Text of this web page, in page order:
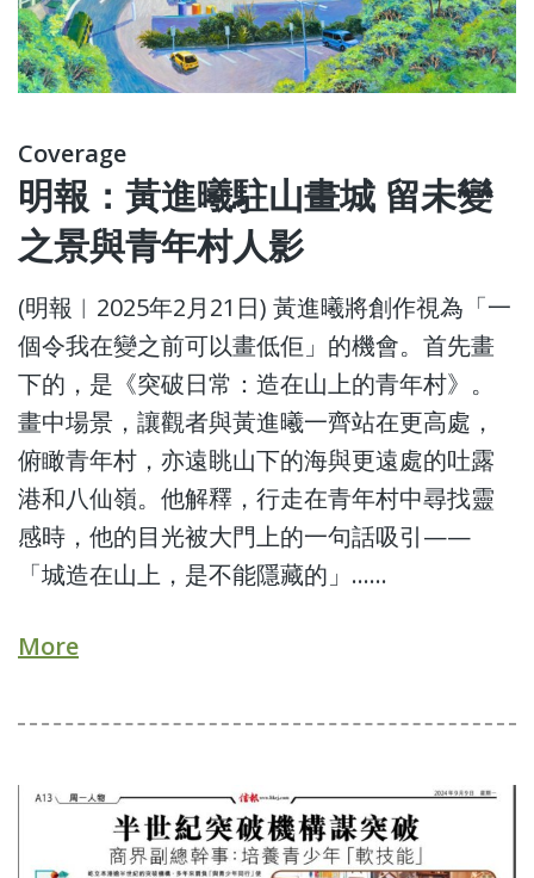
Coverage
明報：黃進曦駐山畫城 留未變
之景與青年村人影
(明報︱2025年2月21日) 黃進曦將創作視為「一
個令我在變之前可以畫低佢」的機會。首先畫
下的，是《突破日常：造在山上的青年村》。
畫中場景，讓觀者與黃進曦一齊站在更高處，
俯瞰青年村，亦遠眺山下的海與更遠處的吐露
港和八仙嶺。他解釋，行走在青年村中尋找靈
感時，他的目光被大門上的一句話吸引——
「城造在山上，是不能隱藏的」......
More